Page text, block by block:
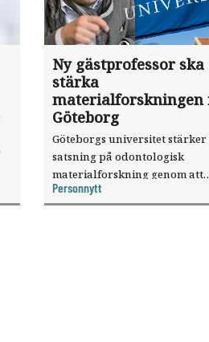
Ny gästprofessor ska
stärka
materialforskningen
Göteborg
Göteborgs universitet stärker
satsning på odontologisk
materialforskning genom att
knyta forskaren Pekka
verksamheten som
Personnytt